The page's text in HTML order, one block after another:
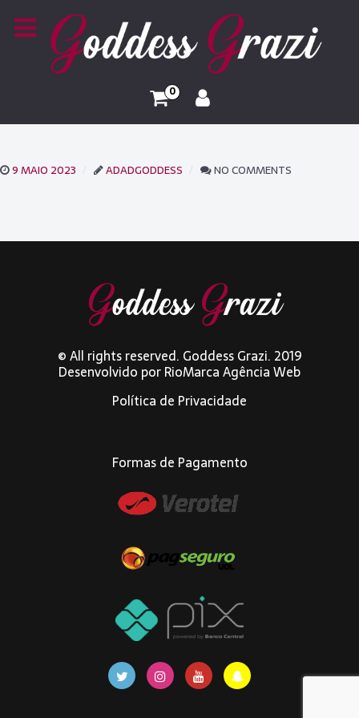
0
9 MAIO 2023 ADADGODDESS NO COMMENTS
© All rights reserved. Goddess Grazi. 2019
Desenvolvido porRioMarca Agência Web
Política de Privacidade
Formas de Pagamento